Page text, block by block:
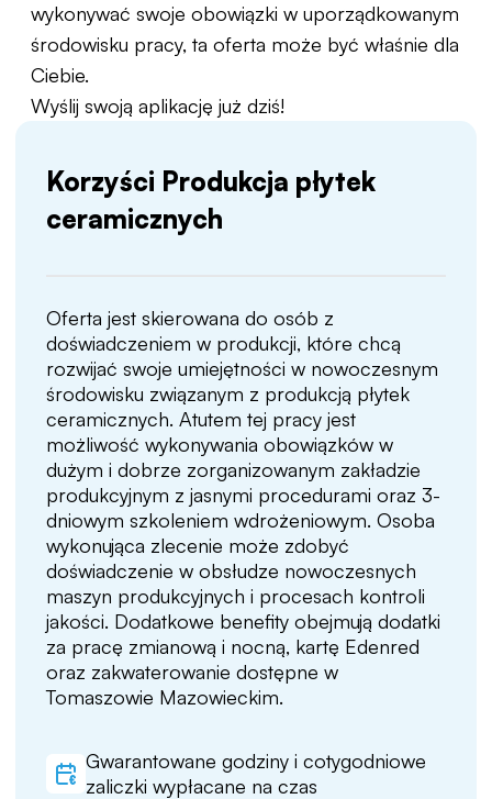
wykonywać swoje obowiązki w uporządkowanym
środowisku pracy, ta oferta może być właśnie dla
Ciebie.
Wyślij swoją aplikację już dziś!
Korzyści Produkcja płytek
ceramicznych
Oferta jest skierowana do osób z
doświadczeniem w produkcji, które chcą
rozwijać swoje umiejętności w nowoczesnym
środowisku związanym z produkcją płytek
ceramicznych. Atutem tej pracy jest
możliwość wykonywania obowiązków w
dużym i dobrze zorganizowanym zakładzie
produkcyjnym z jasnymi procedurami oraz 3-
dniowym szkoleniem wdrożeniowym. Osoba
wykonująca zlecenie może zdobyć
doświadczenie w obsłudze nowoczesnych
maszyn produkcyjnych i procesach kontroli
jakości. Dodatkowe benefity obejmują dodatki
za pracę zmianową i nocną, kartę Edenred
oraz zakwaterowanie dostępne w
Tomaszowie Mazowieckim.
Gwarantowane godziny i cotygodniowe
zaliczki wypłacane na czas